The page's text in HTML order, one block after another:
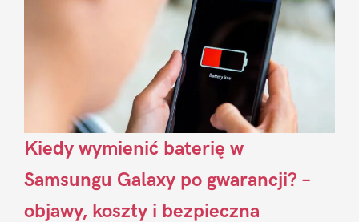
Kiedy wymienić baterię w
Samsungu Galaxy po gwarancji? –
objawy, koszty i bezpieczna